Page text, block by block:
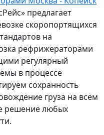
предлагает
скоропортящихся
на
рефрижераторами
регулярный
в процессе
сохранность
груза на всем
решение любых